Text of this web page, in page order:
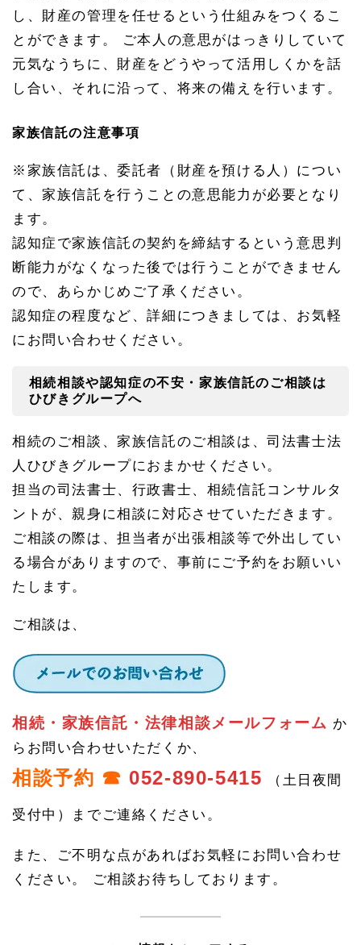
し、財産の管理を任せるという仕組みをつくるこ
とができます。 ご本人の意思がはっきりしていて
元気なうちに、財産をどうやって活用しくかを話
し合い、それに沿って、将来の備えを行います。
家族信託の注意事項
※家族信託は、委託者（財産を預ける人）につい
て、家族信託を行うことの意思能力が必要となり
ます。
認知症で家族信託の契約を締結するという意思判
断能力がなくなった後では行うことができません
ので、あらかじめご了承ください。
認知症の程度など、詳細につきましては、お気軽
にお問い合わせください。
相続相談や認知症の不安・家族信託のご相談は
ひびきグループへ
相続のご相談、家族信託のご相談は、司法書士法
人ひびきグループにおまかせください。
担当の司法書士、行政書士、相続信託コンサルタ
ントが、親身に相談に対応させていただきます。
ご相談の際は、担当者が出張相談等で外出してい
る場合がありますので、事前にご予約をお願いい
たします。
ご相談は、
相続・家族信託・法律相談メールフォーム か
らお問い合わせいただくか、
相談予約 ☎ 052-890-5415 （土日夜間
受付中）までご連絡ください。
また、ご不明な点があればお気軽にお問い合わせ
ください。 ご相談お待ちしております。